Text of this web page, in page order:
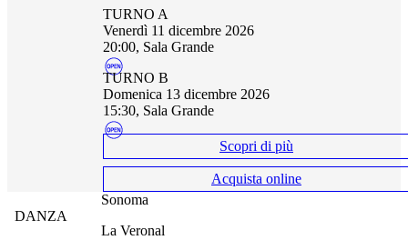
TURNO A
venerdì 11 dicembre 2026
20:00, Sala Grande
TURNO B
domenica 13 dicembre 2026
15:30, Sala Grande
Scopri di più
Acquista online
DANZA
Sonoma
La Veronal